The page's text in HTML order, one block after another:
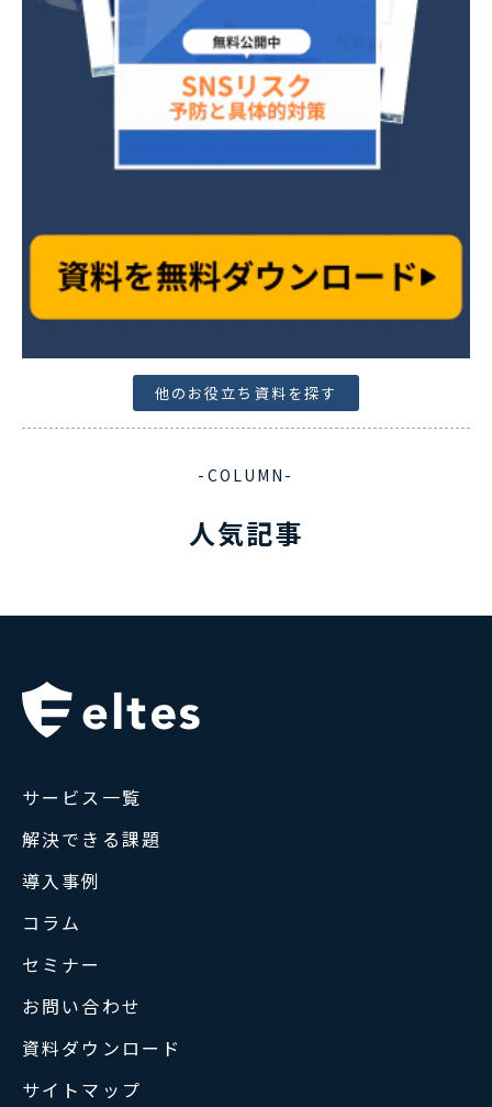
他のお役立ち資料を探す
-COLUMN-
人気記事
サービス一覧
解決できる課題
導入事例
コラム
セミナー
お問い合わせ
資料ダウンロード
サイトマップ